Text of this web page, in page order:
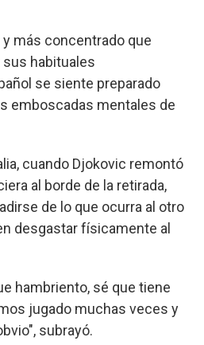
más concentrado que
sus habituales
se siente preparado
emboscadas mentales de
cuando Djokovic remontó
al borde de la retirada,
de lo que ocurra al otro
desgastar físicamente al
hambriento, sé que tiene
jugado muchas veces y
subrayó.